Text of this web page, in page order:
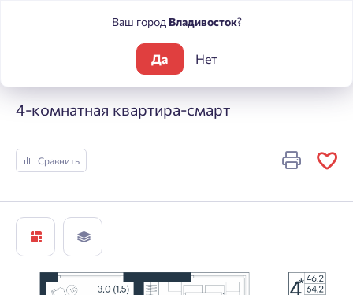
ЮГ на Беляева
4-комнатная квартира-смарт
Сравнить
Ваш город Владивосток?
Да Нет